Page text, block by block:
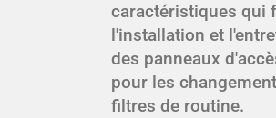
caractéristiques qui
l'installation et
des panneaux
pour les
filtres de routine.